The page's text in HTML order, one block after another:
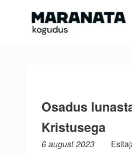
Osadus
Kristusega
6 august 2023